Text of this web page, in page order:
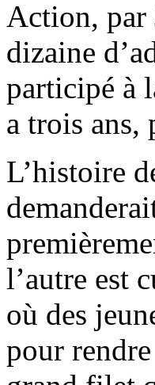
Action, par
dizaine
participé à
a trois ans,
L’histoire
l’autre est
où des
pour